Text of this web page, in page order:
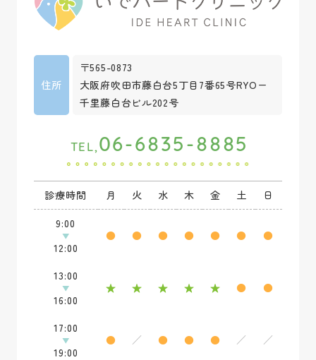
住所
〒565-0873
大阪府吹田市藤白台5丁目7番65号RYOー
千里藤白台ビル202号
TEL, 06-6835-8885
診療時間 月 火 水 木 金 土
日
9:00
12:00
● ● ● ● ● ● ●
13:00
16:00
★ ★ ★ ★ ★ ● ●
17:00
19:00
● ／ ● ● ● ／ ／